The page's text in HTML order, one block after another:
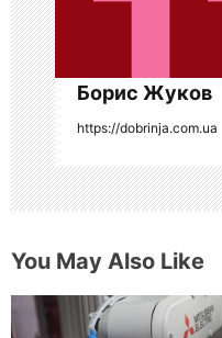
с
я
м
Борис Жуков
https://dobrinja.com.ua
You May Also Like